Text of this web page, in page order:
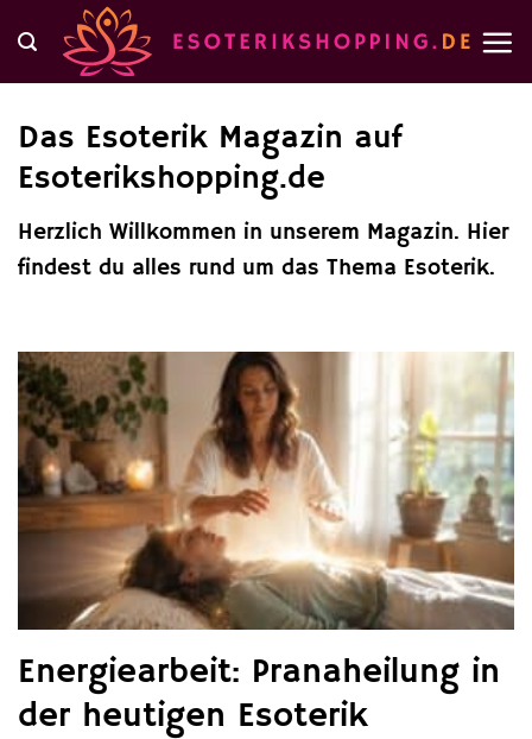
Inhalt
springen
Das Esoterik Magazin auf
Esoterikshopping.de
Herzlich Willkommen in unserem Magazin. Hier
findest du alles rund um das Thema Esoterik.
Energiearbeit: Pranaheilung in
der heutigen Esoterik